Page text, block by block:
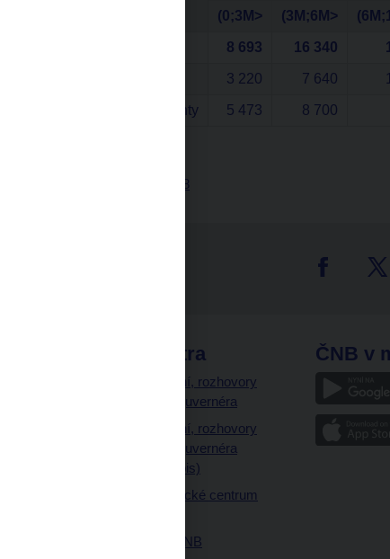
(0;3M> (3M;6M>
8 693 16 340
3 220 7 640
Obchody s nerezidenty 5 473 8 700
Tisková zpráva, 6.5.2008
ČNB extra
Vystoupení, rozhovory
a články guvernéra
Vystoupení, rozhovory
a články guvernéra
(úplný výpis)
Návštěvnické centrum
Historie ČNB
ČNB v